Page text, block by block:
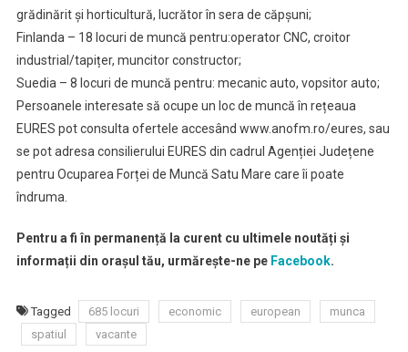
grădinărit și horticultură, lucrător în sera de căpșuni;
Finlanda – 18 locuri de muncă pentru:operator CNC, croitor
industrial/tapițer, muncitor constructor;
Suedia – 8 locuri de muncă pentru: mecanic auto, vopsitor auto;
Persoanele interesate să ocupe un loc de muncă în rețeaua
EURES pot consulta ofertele accesând www.anofm.ro/eures, sau
se pot adresa consilierului EURES din cadrul Agenției Județene
pentru Ocuparea Forței de Muncă Satu Mare care îi poate
îndruma.
Pentru a fi în permanență la curent cu ultimele noutăți și
informații din orașul tău, urmărește-ne pe Facebook.
Tagged 685 locuri economic european
munca
spatiul
vacante